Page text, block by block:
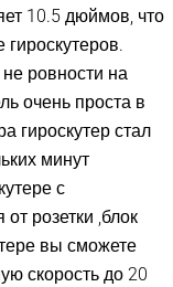
10.5 дюймов, что
не ровности на
очень проста в
гироскутер стал
минут
с
розетки ,блок
вы сможете
скорость до 20